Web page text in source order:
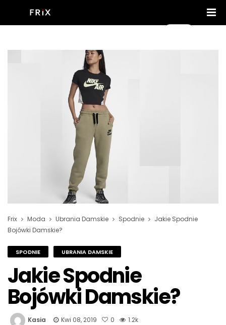
Frix Moda Ubrania Damskie Spodnie
Jakie Spodnie
Bojówki Damskie?
SPODNIE UBRANIA DAMSKIE
Jakie Spodnie
Bojówki Damskie?
Kasia Kwi 08, 2019 0 1.2k